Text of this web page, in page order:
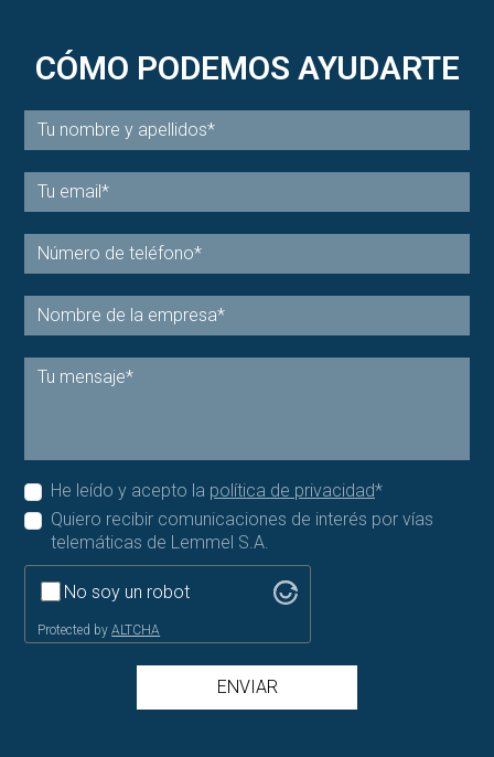
CÓMO PODEMOS AYUDARTE
He leído y acepto la política de privacidad*
Quiero recibir comunicaciones de interés por vías
telemáticas de Lemmel S.A.
No soy un robot
Protected byALTCHA
ENVIAR